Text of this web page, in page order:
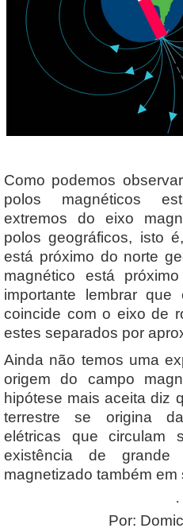
Como podemos
polos magnéticos
extremos do eixo
polos geográficos, isto
está próximo do norte
magnético está
importante lembrar
coincide com o eixo de
estes separados por
Ainda não temos uma
origem do campo
hipótese mais aceita diz
terrestre se origina
elétricas que circulam
existência de grande
magnetizado também em
·
Por: